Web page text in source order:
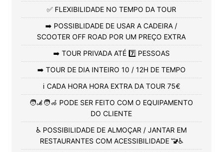
✅ FLEXIBILIDADE NO TEMPO DA TOUR
➡️ POSSIBLIDADE DE USAR A CADEIRA /
SCOOTER OFF ROAD POR UM PREÇO EXTRA
➡️ TOUR PRIVADA ATÉ 7️⃣ PESSOAS
➡️ TOUR DE DIA INTEIRO 10 / 12H DE TEMPO
ℹ️ CADA HORA HORA EXTRA DA TOUR 75€
🧑‍🦼🧑‍🦽 PODE SER FEITO COM O EQUIPAMENTO
DO CLIENTE
♿ POSSIBILIDADE DE ALMOÇAR / JANTAR EM
RESTAURANTES COM ACESSIBILIDADE 🚾♿